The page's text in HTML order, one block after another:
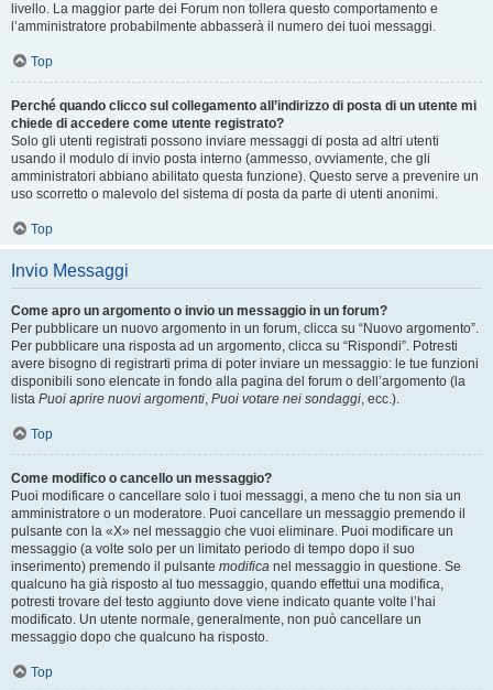
livello. La maggior parte dei Forum non tollera questo comportamento e
l’amministratore probabilmente abbasserà il numero dei tuoi messaggi.
Top
Perché quando clicco sul collegamento all’indirizzo di posta di un utente mi
chiede di accedere come utente registrato?
Solo gli utenti registrati possono inviare messaggi di posta ad altri utenti
usando il modulo di invio posta interno (ammesso, ovviamente, che gli
amministratori abbiano abilitato questa funzione). Questo serve a prevenire un
uso scorretto o malevolo del sistema di posta da parte di utenti anonimi.
Top
Invio Messaggi
Come apro un argomento o invio un messaggio in un forum?
Per pubblicare un nuovo argomento in un forum, clicca su “Nuovo argomento”.
Per pubblicare una risposta ad un argomento, clicca su “Rispondi”. Potresti
avere bisogno di registrarti prima di poter inviare un messaggio: le tue funzioni
disponibili sono elencate in fondo alla pagina del forum o dell’argomento (la
lista Puoi aprire nuovi argomenti, Puoi votare nei sondaggi, ecc.).
Top
Come modifico o cancello un messaggio?
Puoi modificare o cancellare solo i tuoi messaggi, a meno che tu non sia un
amministratore o un moderatore. Puoi cancellare un messaggio premendo il
pulsante con la «X» nel messaggio che vuoi eliminare. Puoi modificare un
messaggio (a volte solo per un limitato periodo di tempo dopo il suo
inserimento) premendo il pulsante modifica nel messaggio in questione. Se
qualcuno ha già risposto al tuo messaggio, quando effettui una modifica,
potresti trovare del testo aggiunto dove viene indicato quante volte l’hai
modificato. Un utente normale, generalmente, non può cancellare un
messaggio dopo che qualcuno ha risposto.
Top